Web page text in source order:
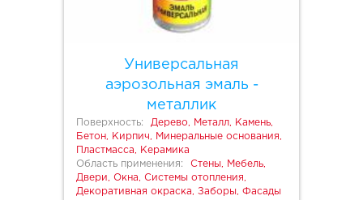
Универсальная
аэрозольная эмаль -
металлик
Поверхность:
Дерево, Металл, Камень,
Бетон, Кирпич, Минеральные основания,
Пластмасса, Керамика
Область применения:
Стены, Мебель,
Двери, Окна, Системы отопления,
Декоративная окраска, Заборы, Фасады